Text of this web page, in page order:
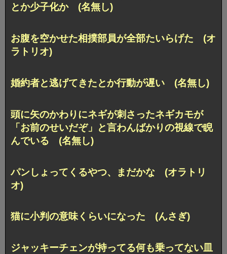
とか少子化か (名無し)
お腹を空かせた相撲部員が全部たいらげた (オ
ラトリオ)
婚約者と逃げてきたとか行動が遅い (名無し)
頭に矢のかわりにネギが刺さったネギカモが
「お前のせいだぞ」と言わんばかりの視線で睨
んでいる (名無し)
パンしょってくるやつ、まだかな (オラトリ
オ)
猫に小判の意味くらいになった (んさぎ)
ジャッキーチェンが持ってる何も乗ってない皿